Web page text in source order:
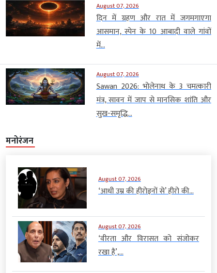
August 07, 2026
दिन में ग्रहण और रात में जगमगाएगा
आसमान, स्पेन के 10 आबादी वाले गांवों
में...
August 07, 2026
Sawan 2026: भोलेनाथ के 3 चमत्कारी
मंत्र, सावन में जाप से मानसिक शांति और
सुख-समृद्धि...
मनोरंजन
August 07, 2026
‘आधी उम्र की हीरोइनों से’ हीरो की...
August 07, 2026
‘वीरता और विरासत को संजोकर
रखा है’,...